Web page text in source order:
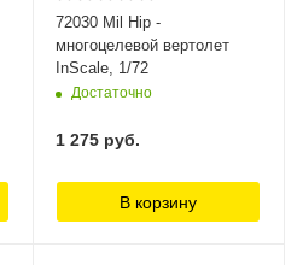
72030 Mil Hip -
многоцелевой вертолет
InScale, 1/72
Достаточно
1 275 руб.
В корзину